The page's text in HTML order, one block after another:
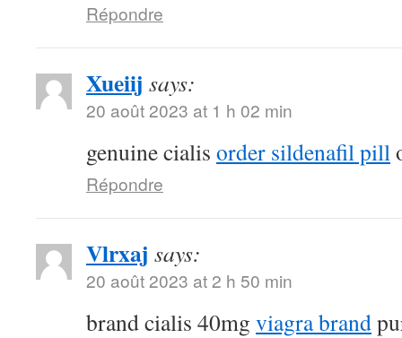
Répondre
Xueiij says:
20 août 2023 at 1 h 02 min
genuine cialis order sildenafil pill
Répondre
Vlrxaj says:
20 août 2023 at 2 h 50 min
brand cialis 40mg viagra brand